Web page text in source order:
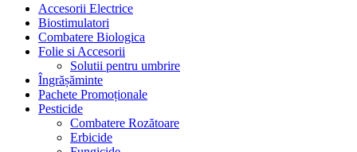
Accesorii Electrice
Biostimulatori
Combatere Biologica
Folie si Accesorii
Solutii pentru umbrire
Îngrășăminte
Pachete Promoționale
Pesticide
Combatere Rozătoare
Erbicide